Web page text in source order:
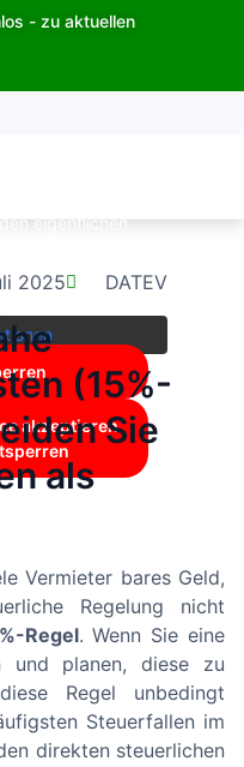
- zu aktuellen
eigentlichen
Drittanbieter
akzeptieren
2025 DATEV
(15%-
Sie
als
Vermieter bares Geld,
Regelung nicht
Regel. Wenn Sie eine
und planen, diese zu
Regel unbedingt
Steuerfallen im
direkten steuerlichen